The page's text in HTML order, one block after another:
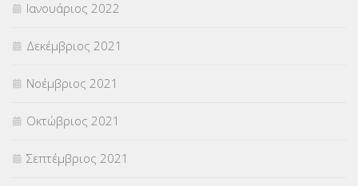
Ιανουάριος 2022
Δεκέμβριος 2021
Νοέμβριος 2021
Οκτώβριος 2021
Σεπτέμβριος 2021